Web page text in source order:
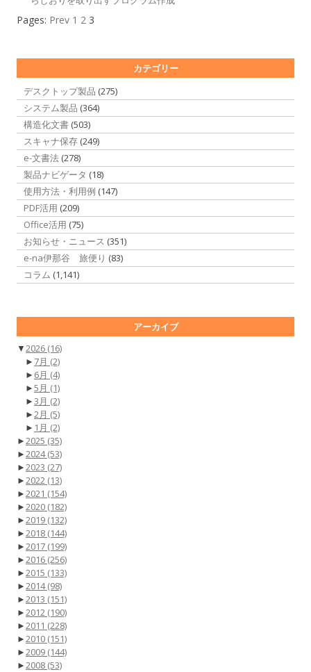
Pages: Prev 1 2 3
カテゴリー
デスクトップ製品 (275)
システム製品 (364)
構造化文書 (503)
スキャナ保存 (249)
e-文書法 (278)
製品ナビゲータ (18)
使用方法・利用例 (147)
PDF活用 (209)
Office活用 (75)
お知らせ・ニュース (351)
e-na伊那谷 旅便り (83)
コラム (1,141)
アーカイブ
▼2026 (16)
► 7月 (2)
► 6月 (4)
►5月 (1)
►3月 (2)
►2月 (5)
► 1月 (2)
►2025 (35)
►2024(53)
►2023 (27)
►2022 (13)
►2021 (154)
►2020 (182)
►2019 (132)
►2018 (144)
►2017 (199)
►2016 (256)
►2015 (133)
►2014(98)
►2013 (151)
►2012 (190)
►2011 (228)
►2010 (151)
►2009 (144)
►2008 (53)